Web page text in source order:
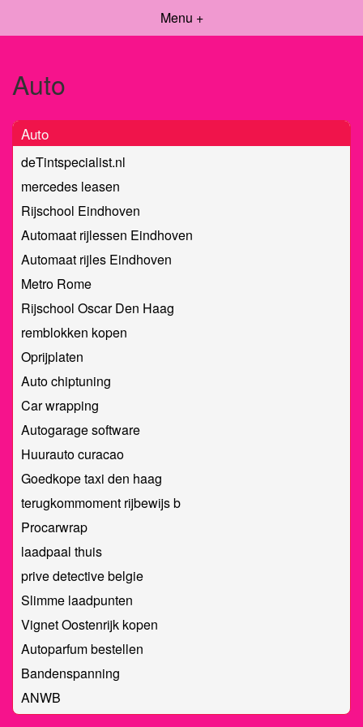
Menu +
Auto
Auto
deTintspecialist.nl
mercedes leasen
Rijschool Eindhoven
Automaat rijlessen Eindhoven
Automaat rijles Eindhoven
Metro Rome
Rijschool Oscar Den Haag
remblokken kopen
Oprijplaten
Auto chiptuning
Car wrapping
Autogarage software
Huurauto curacao
Goedkope taxi den haag
terugkommoment rijbewijs b
Procarwrap
laadpaal thuis
prive detective belgie
Slimme laadpunten
Vignet Oostenrijk kopen
Autoparfum bestellen
Bandenspanning
ANWB